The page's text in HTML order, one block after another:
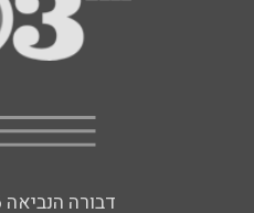
דבורה הנביאה 6, רמת השרון